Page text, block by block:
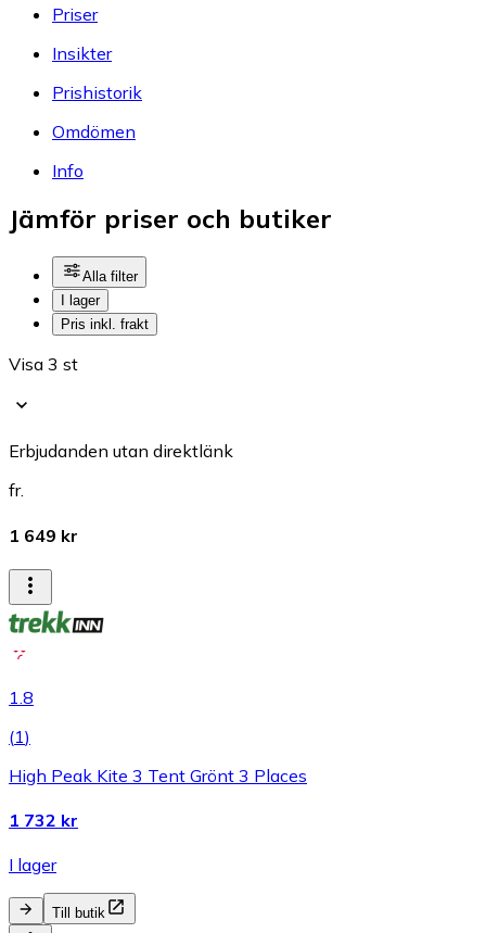
Priser
Insikter
Prishistorik
Omdömen
Info
Jämför priser och butiker
Alla filter
I lager
Pris inkl. frakt
Visa 3 st
Erbjudanden utan direktlänk
fr.
1 649 kr
1.8
(1)
High Peak Kite 3 Tent Grönt 3 Places
1 732 kr
I lager
Till butik